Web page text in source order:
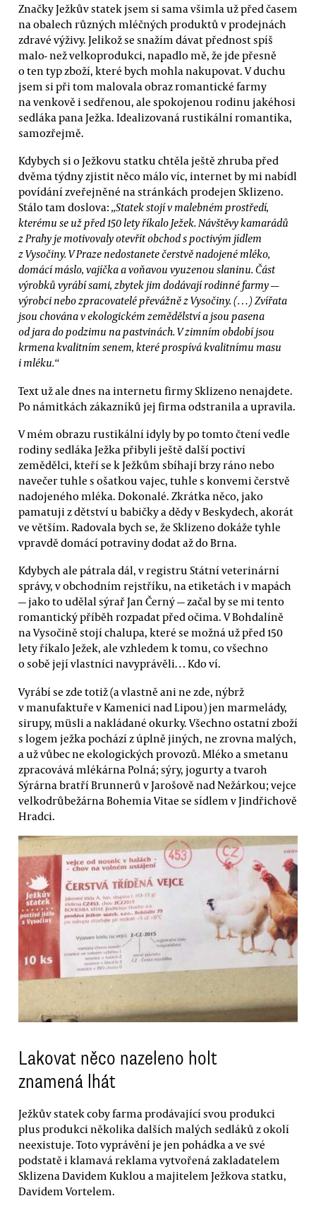
Značky Ježkův statek jsem si sama všimla už před časem
na obalech různých mléčných produktů v prodejnách
zdravé výživy. Jelikož se snažím dávat přednost spíš
malo- než velkoprodukci, napadlo mě, že jde přesně
o ten typ zboží, které bych mohla nakupovat. V duchu
jsem si při tom malovala obraz romantické farmy
na venkově i sedřenou, ale spokojenou rodinu jakéhosi
sedláka pana Ježka. Idealizovaná rustikální romantika,
samozřejmě.
Kdybych si o Ježkovu statku chtěla ještě zhruba před
dvěma týdny zjistit něco málo víc, internet by mi nabídl
povídání zveřejněné na stránkách prodejen Sklizeno.
Stálo tam doslova: „Statek stojí v malebném prostředí,
kterému se už před 150 lety říkalo Ježek. Návštěvy kamarádů
z Prahy je motivovaly otevřít obchod s poctivým jídlem
z Vysočiny. V Praze nedostanete čerstvě nadojené mléko,
domácí máslo, vajíčka a voňavou vyuzenou slaninu. Část
výrobků vyrábí sami, zbytek jim dodávají rodinné farmy —
výrobci nebo zpracovatelé převážně z Vysočiny. (…) Zvířata
jsou chována v ekologickém zemědělství a jsou pasena
od jara do podzimu na pastvinách. V zimním období jsou
krmena kvalitním senem, které prospívá kvalitnímu masu
i mléku.“
Text už ale dnes na internetu firmy Sklizeno nenajdete.
Po námitkách zákazníků jej firma odstranila a upravila.
V mém obrazu rustikální idyly by po tomto čtení vedle
rodiny sedláka Ježka přibyli ještě další poctiví
zemědělci, kteří se k Ježkům sbíhají brzy ráno nebo
navečer tuhle s ošatkou vajec, tuhle s konvemi čerstvě
nadojeného mléka. Dokonalé. Zkrátka něco, jako
pamatuji z dětství u babičky a dědy v Beskydech, akorát
ve větším. Radovala bych se, že Sklizeno dokáže tyhle
vpravdě domácí potraviny dodat až do Brna.
Kdybych ale pátrala dál, v registru Státní veterinární
správy, v obchodním rejstříku, na etiketách i v mapách
— jako to udělal sýrař Jan Černý — začal by se mi tento
romantický příběh rozpadat před očima. V Bohdalíně
na Vysočině stojí chalupa, které se možná už před 150
lety říkalo Ježek, ale vzhledem k tomu, co všechno
o sobě její vlastníci navyprávěli… Kdo ví.
Vyrábí se zde totiž (a vlastně ani ne zde, nýbrž
v manufaktuře v Kamenici nad Lipou) jen marmelády,
sirupy, müsli a nakládané okurky. Všechno ostatní zboží
s logem ježka pochází z úplně jiných, ne zrovna malých,
a už vůbec ne ekologických provozů. Mléko a smetanu
zpracovává mlékárna Polná; sýry, jogurty a tvaroh
Sýrárna bratří Brunnerů v Jarošově nad Nežárkou; vejce
velkodrůbežárna Bohemia Vitae se sídlem v Jindřichově
Hradci.
Lakovat něco nazeleno holt
znamená lhát
Ježkův statek coby farma prodávající svou produkci
plus produkci několika dalších malých sedláků z okolí
neexistuje. Toto vyprávění je jen pohádka a ve své
podstatě i klamavá reklama vytvořená zakladatelem
Sklizena Davidem Kuklou a majitelem Ježkova statku,
Davidem Vortelem.